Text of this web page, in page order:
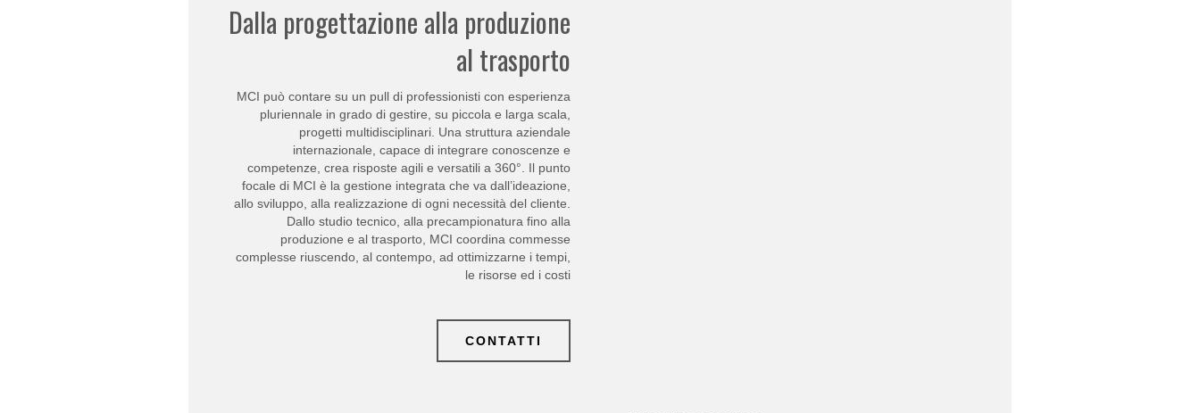
Dalla progettazione alla produzione
al trasporto
MCI può contare su un pull di professionisti con esperienza
pluriennale in grado di gestire, su piccola e larga scala,
progetti multidisciplinari. Una struttura aziendale
internazionale, capace di integrare conoscenze e
competenze, crea risposte agili e versatili a 360°. Il punto
focale di MCI è la gestione integrata che va dall’ideazione,
allo sviluppo, alla realizzazione di ogni necessità del cliente.
Dallo studio tecnico, alla precampionatura fino alla
produzione e al trasporto, MCI coordina commesse
complesse riuscendo, al contempo, ad ottimizzarne i tempi,
le risorse ed i costi
CONTATTI